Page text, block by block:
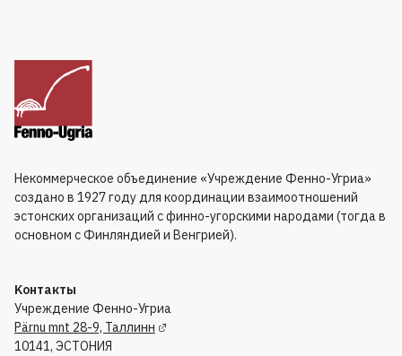
Некоммерческое объединение «Учреждение Фенно-Угриа»
создано в 1927 году для координации взаимоотношений
эстонских организаций с финно-угорскими народами (тогда в
основном с Финляндией и Венгрией).
Kонтакты
Учреждение Фенно-Угриа
Pärnu mnt 28-9, Таллинн
10141, ЭСТОНИЯ